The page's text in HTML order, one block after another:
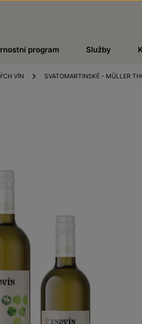
program Služby
VÍN SVATOMARTINSKÉ - MÜLLER